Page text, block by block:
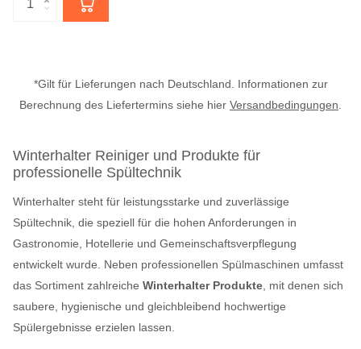
*Gilt für Lieferungen nach Deutschland. Informationen zur
Berechnung des Liefertermins siehe hier Versandbedingungen
Winterhalter Reiniger und Produkte für
professionelle Spültechnik
Winterhalter steht für leistungsstarke und zuverlässige
Spültechnik, die speziell für die hohen Anforderungen in
Gastronomie, Hotellerie und Gemeinschaftsverpflegung
entwickelt wurde. Neben professionellen Spülmaschinen umfasst
das Sortiment zahlreiche Winterhalter Produkte , mit denen sich
saubere, hygienische und gleichbleibend hochwertige
Spülergebnisse erzielen lassen.